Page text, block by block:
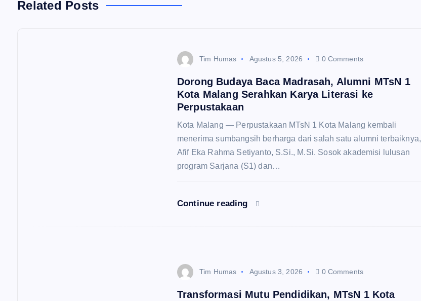
g
Related Posts
Tim Humas Agustus 5, 2026 0 Comments
Dorong Budaya Baca Madrasah, Alumni MTsN 1
Kota Malang Serahkan Karya Literasi ke
Perpustakaan
Kota Malang — Perpustakaan MTsN 1 Kota Malang kembali
menerima sumbangsih berharga dari salah satu alumni terbaiknya,
Afif Eka Rahma Setiyanto, S.Si., M.Si. Sosok akademisi lulusan
program Sarjana (S1) dan…
Continue reading
Tim Humas Agustus 3, 2026 0 Comments
Transformasi Mutu Pendidikan, MTsN 1 Kota